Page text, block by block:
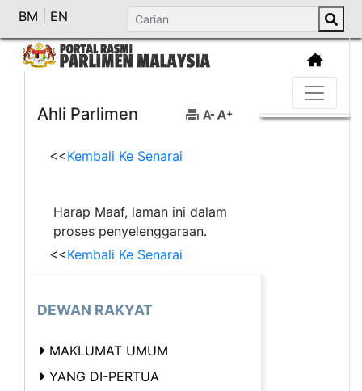
BM EN
Ahli Parlimen
<<Kembali Ke Senarai
Harap Maaf, laman ini dalam
proses penyelenggaraan.
<<Kembali Ke Senarai
DEWAN RAKYAT
MAKLUMAT UMUM
YANG DI-PERTUA